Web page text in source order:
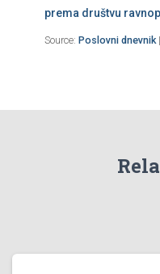
prema društvu
Source: Poslovni dnevnik